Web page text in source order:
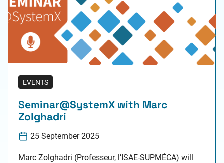
EVENTS
Seminar@SystemX with Marc
Zolghadri
25 September 2025
Marc Zolghadri (Professeur, l’ISAE-SUPMÉCA) will